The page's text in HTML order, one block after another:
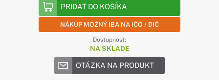
PRIDAŤ DO KOŠÍKA
NÁKUP MOŽNÝ IBA NA IČO / DIČ
Dostupnosť:
NA SKLADE
OTÁZKA NA PRODUKT